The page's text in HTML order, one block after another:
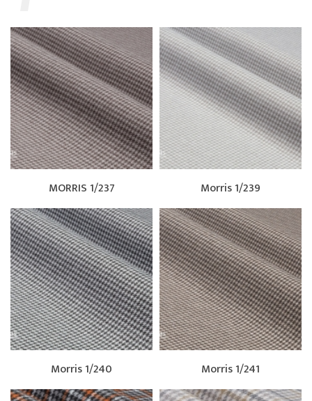
MORRIS 1/237 Morris 1/239
Morris 1/240 Morris 1/241